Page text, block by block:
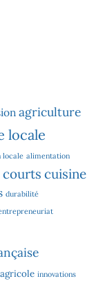
agriculture
locale
locale alimentation
cuisine
durabilité
innovations